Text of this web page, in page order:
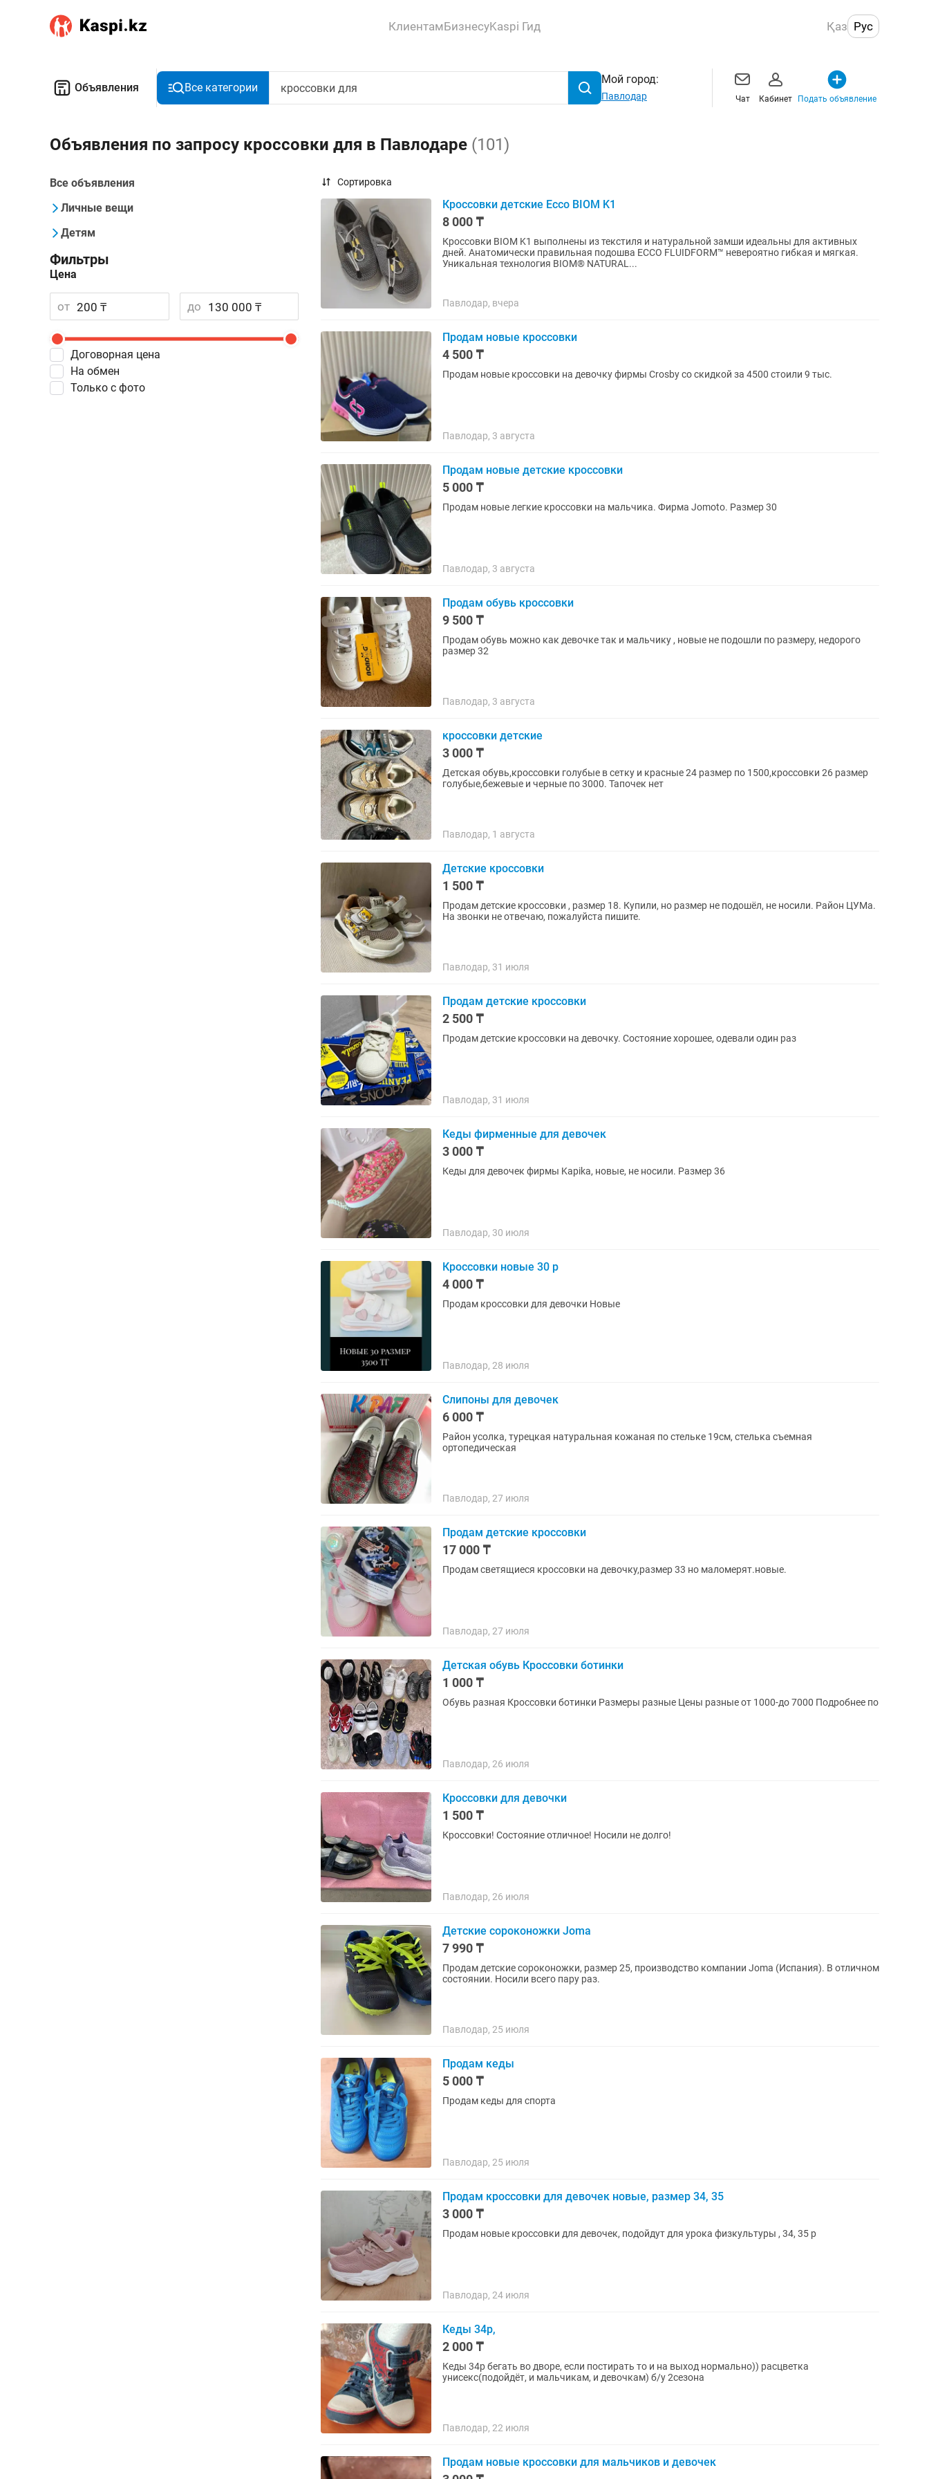
КлиентамБизнесуKaspi Гид Қаз Рус
Объявления Все категории
Мой город:
Павлодар Чат Кабинет Подать объявление
Объявления по запросу кроссовки для в Павлодаре (101)
Все объявления
Личные вещи
Детям
Фильтры
Цена
от до
Договорная цена
На обмен
Только с фото
Сортировка
Кроссовки детские Ecco BIOM K1
8 000 ₸
Кроссовки BIOM K1 выполнены из текстиля и натуральной замши идеальны для активных
дней. Анатомически правильная подошва ECCO FLUIDFORM™ невероятно гибкая и мягкая.
Уникальная технология BIOM® NATURAL...
Павлодар, вчера
Продам новые кроссовки
4 500 ₸
Продам новые кроссовки на девочку фирмы Crosby со скидкой за 4500 стоили 9 тыс.
Павлодар, 3 августа
Продам новые детские кроссовки
5 000 ₸
Продам новые легкие кроссовки на мальчика. Фирма Jomoto. Размер 30
Павлодар, 3 августа
Продам обувь кроссовки
9 500 ₸
Продам обувь можно как девочке так и мальчику , новые не подошли по размеру, недорого
размер 32
Павлодар, 3 августа
кроссовки детские
3 000 ₸
Детская обувь,кроссовки голубые в сетку и красные 24 размер по 1500,кроссовки 26 размер
голубые,бежевые и черные по 3000. Тапочек нет
Павлодар, 1 августа
Детские кроссовки
1 500 ₸
Продам детские кроссовки , размер 18. Купили, но размер не подошёл, не носили. Район ЦУМа.
На звонки не отвечаю, пожалуйста пишите.
Павлодар, 31 июля
Продам детские кроссовки
2 500 ₸
Продам детские кроссовки на девочку. Состояние хорошее, одевали один раз
Павлодар, 31 июля
Кеды фирменные для девочек
3 000 ₸
Кеды для девочек фирмы Kapika, новые, не носили. Размер 36
Павлодар, 30 июля
Кроссовки новые 30 р
4 000 ₸
Продам кроссовки для девочки Новые
Павлодар, 28 июля
Слипоны для девочек
6 000 ₸
Район усолка, турецкая натуральная кожаная по стельке 19см, стелька съемная
ортопедическая
Павлодар, 27 июля
Продам детские кроссовки
17 000 ₸
Продам светящиеся кроссовки на девочку,размер 33 но маломерят.новые.
Павлодар, 27 июля
Детская обувь Кроссовки ботинки
1 000 ₸
Обувь разная Кроссовки ботинки Размеры разные Цены разные от 1000-до 7000 Подробнее по
Павлодар, 26 июля
Кроссовки для девочки
1 500 ₸
Кроссовки! Состояние отличное! Носили не долго!
Павлодар, 26 июля
Детские сороконожки Joma
7 990 ₸
Продам детские сороконожки, размер 25, производство компании Joma (Испания). В отличном
состоянии. Носили всего пару раз.
Павлодар, 25 июля
Продам кеды
5 000 ₸
Продам кеды для спорта
Павлодар, 25 июля
Продам кроссовки для девочек новые, размер 34, 35
3 000 ₸
Продам новые кроссовки для девочек, подойдут для урока физкультуры , 34, 35 р
Павлодар, 24 июля
Кеды 34р,
2 000 ₸
Кеды 34р бегать во дворе, если постирать то и на выход нормально)) расцветка
унисекс(подойдёт, и мальчикам, и девочкам) б/у 2сезона
Павлодар, 22 июля
Продам новые кроссовки для мальчиков и девочек